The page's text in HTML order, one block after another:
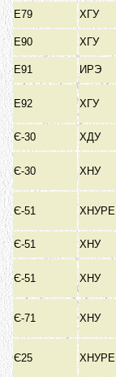
Е79
ХГУ
Е90
ХГУ
Е91
ИРЭ
Е92 ХГУ
Є-30
ХДУ
Є-30 ХНУ
Є-51 ХНУРЕ
Є-51
ХНУ
Є-51 ХНУ
Є-71 ХНУ
Є25 ХНУРЕ